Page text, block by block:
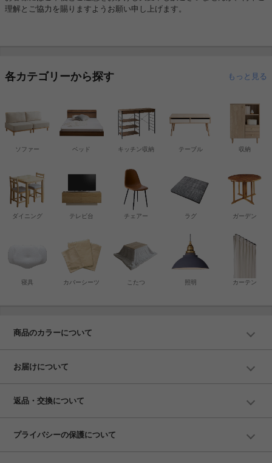
理解とご協力を賜りますようお願い申し上げます。
各カテゴリーから探す もっと見る
ソファー ベッド 収納
キッチン収納
寝具 カバーシーツ
チェアー
テーブル
こたつ
テレビ台
ダイニング ラグ
カーテン
照明
ガーデン
商品のカラーについて
お届けについて
返品・交換について
プライバシーの保護について